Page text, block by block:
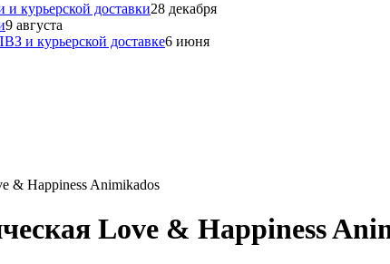
курьерской доставки28 декабря
9 августа
и курьерской доставке6 июня
& Happiness Animikados
Love & Happiness